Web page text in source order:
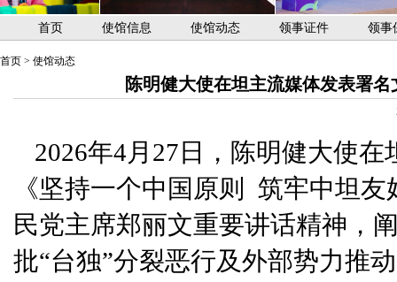
首页 使馆信息 使馆动态 领事证件 领事
首页 > 使馆动态
陈明健大使在坦主流媒体发表署
2026年4月27日，陈明健大使
《坚持一个中国原则 筑牢中坦
民党主席郑丽文重要讲话精神，
批“台独”分裂恶行及外部势力推